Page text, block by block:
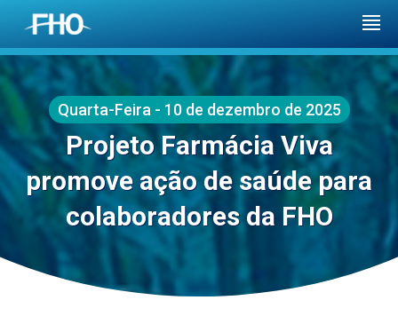
Quarta-Feira - 10 de dezembro de 2025
Projeto Farmácia Viva
promove ação de saúde para
colaboradores da FHO